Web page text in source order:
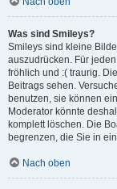
Was sind Smileys?
Smileys sind kleine
auszudrücken. Für
fröhlich und :( traurig.
Beitrags sehen.
benutzen, sie können
Moderator könnte
komplett löschen. Die
begrenzen, die Sie in
Nach oben